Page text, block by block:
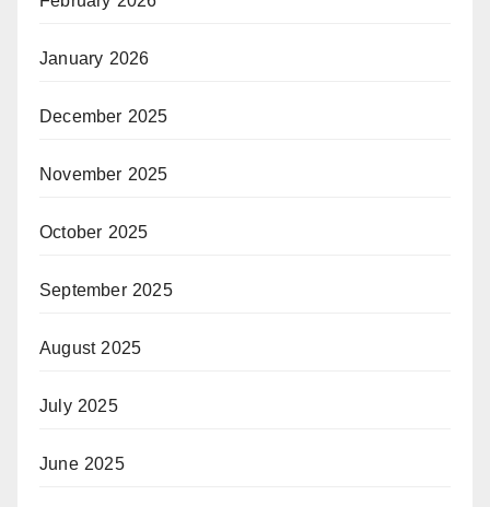
January 2026
December 2025
November 2025
October 2025
September 2025
August 2025
July 2025
June 2025